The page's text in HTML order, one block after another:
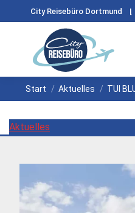
City Reisebüro Dortmund |
Sie befinden sich hier:
Start Aktuelles TUI
Aktuelles